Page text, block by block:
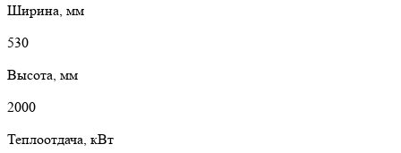
Ширина, мм
530
Высота, мм
2000
Теплоотдача, кВт